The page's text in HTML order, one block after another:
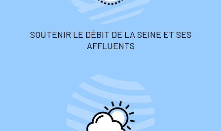
SOUTENIR LE DÉBIT DE LA SEINE ET SES
AFFLUENTS